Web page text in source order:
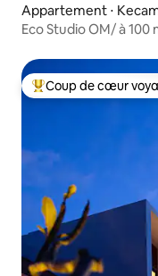
Appartement ⋅
Eco Studio OM/ à 100
Coups de cœur
Coup de cœur